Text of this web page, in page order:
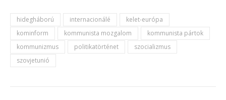
hidegháború internacionálé
kelet-európa
kominform
kommunista mozgalom
kommunista pártok
kommunizmus
politikatörténet
szocializmus
szovjetunió